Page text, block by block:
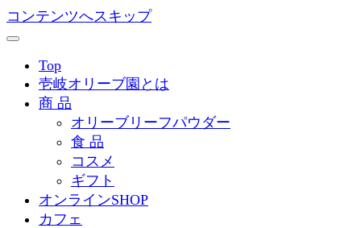
コンテンツへスキップ
Top
壱岐オリーブ園とは
商 品
オリーブリーフパウダー
食 品
コスメ
ギフト
オンラインSHOP
カフェ